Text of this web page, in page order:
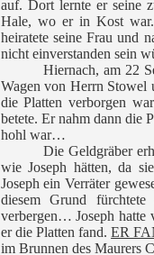
auf. Dort lernte er seine
Hale, wo er in Kost war.
heiratete seine Frau und
nicht einverstanden sein
Hiernach, am 22
Wagen von Herrn Stowel
die Platten verborgen
betete. Er nahm dann die
hohl war…
Die Geldgräber
wie Joseph hätten, da
Joseph ein Verräter
diesem Grund
verbergen… Joseph hatte
er die Platten fand.ER
im Brunnen des Maurers